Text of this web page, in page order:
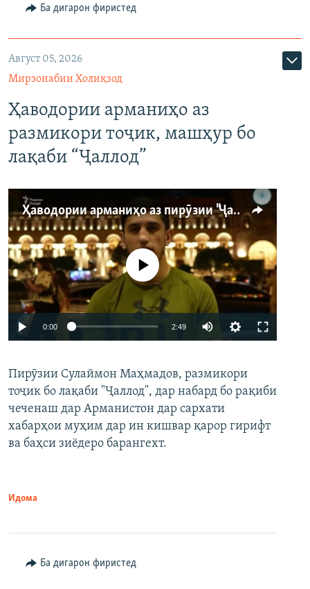
Ба дигарон фиристед
Август 05, 2026
Мирзонабии Холиқзод
Ҳаводории арманиҳо аз
размикори тоҷик, машҳур бо
лақаби “Ҷаллод”
Ҳаводории арманиҳо аз пирӯзии "Ҷаллод"-и тоҷик
Auto 240p 360p 480p
720p 1080p
Феълан кор намекунад
0:00 2:49
360p
480p
Пирӯзии Сулаймон Маҳмадов, размикори
тоҷик бо лақаби "Ҷаллод", дар набард бо рақиби
чеченаш дар Арманистон дар сархати
хабарҳои муҳим дар ин кишвар қарор гирифт
ва баҳси зиёдеро барангехт.
Идома
Ба дигарон фиристед